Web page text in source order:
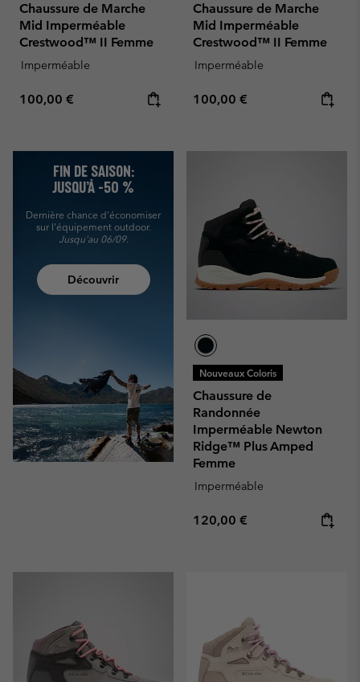
Chaussure de Marche
Mid Imperméable
Crestwood™ II Femme
Imperméable
Regular price:
100,00 €
Chaussure de Marche
Mid Imperméable
Crestwood™ II Femme
Imperméable
Regular price:
100,00 €
FIN DE SAISON:
JUSQU’À -50 %
Dernière chance d'économiser
sur l'équipement outdoor.
Jusqu'au 06/09.
Découvrir
Nouveaux Coloris
Chaussure de
Randonnée
Imperméable Newton
Ridge™ Plus Amped
Femme
Imperméable
Regular price:
120,00 €